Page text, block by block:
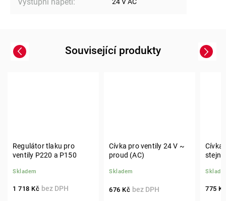
Související produkty
Previous
Regulátor tlaku pro
ventily P220 a P150
Skladem
1 718 Kč
Cívka pro ventily 24 V ~
proud (AC)
Skladem
676 Kč
Cívka
775
Next